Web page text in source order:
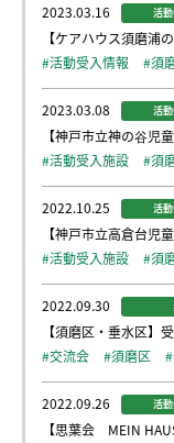
2023.03.16 活
【ケアハウス須磨浦
#活動受入情報
#須
2023.03.08 活
【神戸市立神の谷児
#活動受入施設
#須
2022.10.25 活
【神戸市立高倉台児
#活動受入施設
#須
2022.09.30
【須磨区・垂水区】
#交流会
#須磨区
2022.09.26 活
【思葉会 MEIN